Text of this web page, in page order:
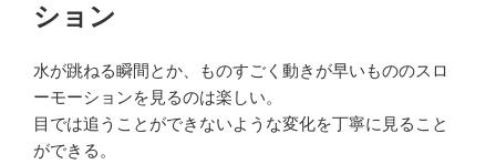
ション
水が跳ねる瞬間とか、ものすごく動きが早いもののスロ
ーモーションを見るのは楽しい。
目では追うことができないような変化を丁寧に見ること
ができる。